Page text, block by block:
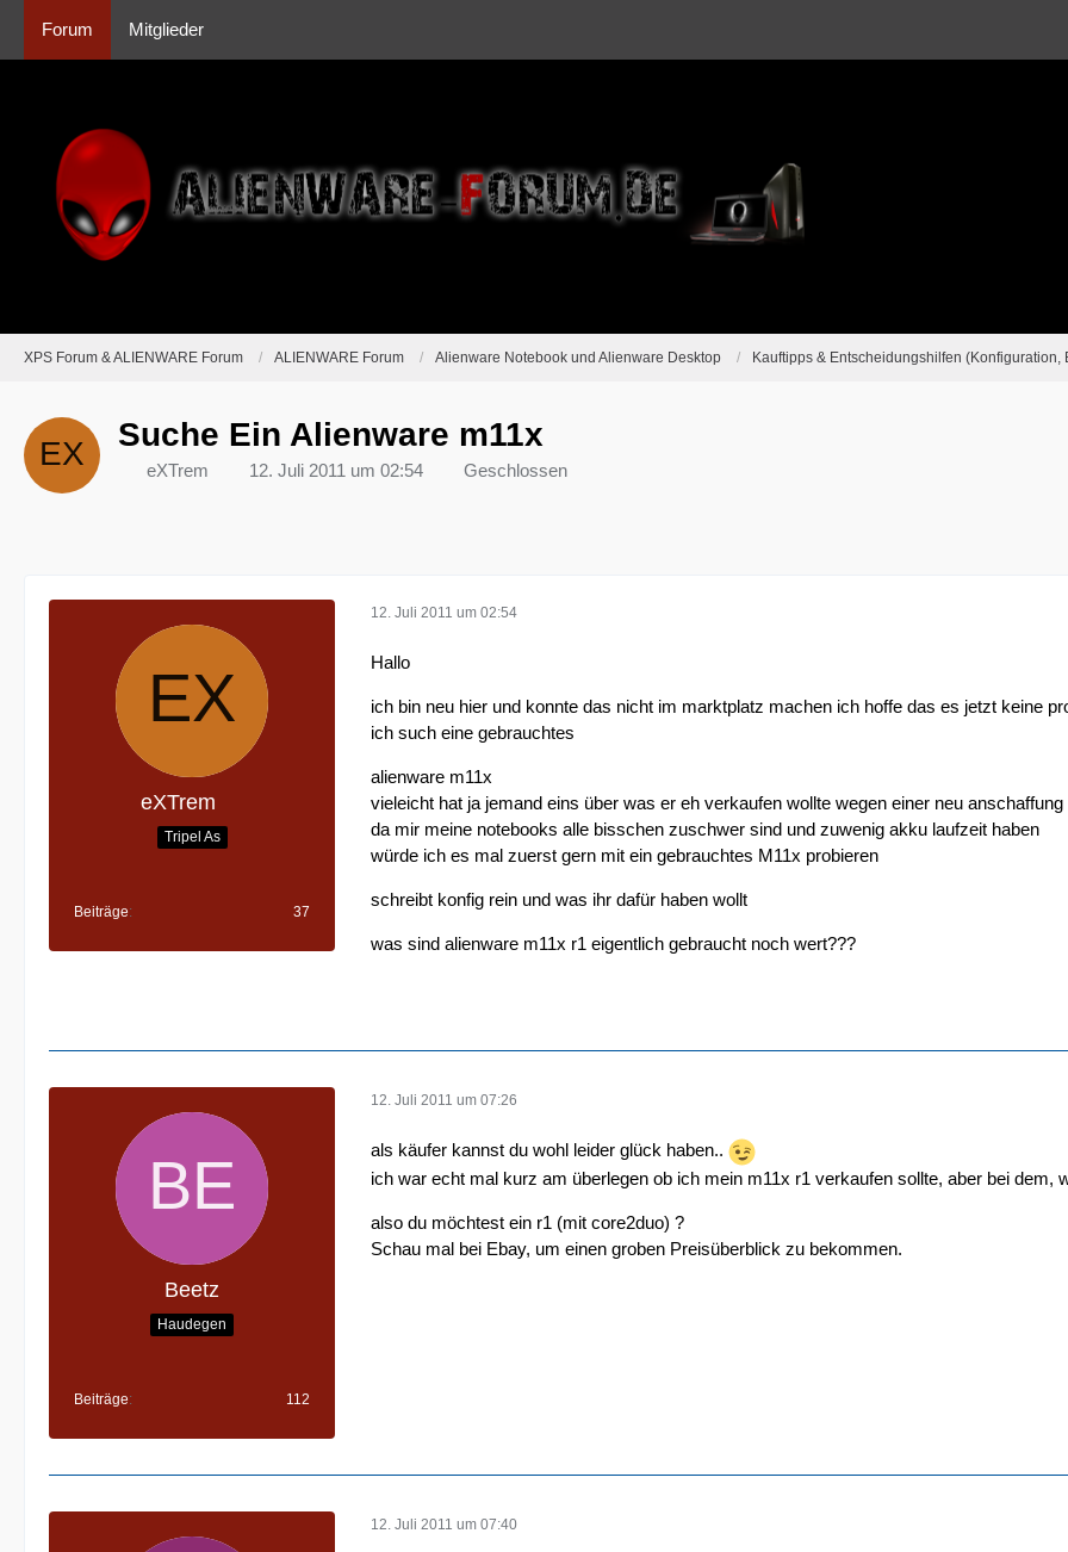
Forum Mitglieder
XPS Forum & ALIENWARE Forum ALIENWARE Forum Alienware Notebook und Alienware Desktop Kauftipps & Entscheidungshilfen (Konfiguration,
Suche Ein Alienware m11x
eXTrem 12. Juli 2011 um 02:54 Geschlossen
eXTrem
Tripel As
Beiträge 37
12. Juli 2011 um 02:54
Hallo
ich bin neu hier und konnte das nicht im marktplatz machen ich hoffe das es jetzt keine
ich such eine gebrauchtes
alienware m11x
vieleicht hat ja jemand eins über was er eh verkaufen wollte wegen einer neu anschaffung
da mir meine notebooks alle bisschen zuschwer sind und zuwenig akku laufzeit haben
würde ich es mal zuerst gern mit ein gebrauchtes M11x probieren
schreibt konfig rein und was ihr dafür haben wollt
was sind alienware m11x r1 eigentlich gebraucht noch wert???
Beetz
Haudegen
Beiträge 112
12. Juli 2011 um 07:26
als käufer kannst du wohl leider glück haben..
ich war echt mal kurz am überlegen ob ich mein m11x r1 verkaufen sollte, aber bei dem,
also du möchtest ein r1 (mit core2duo) ?
Schau mal bei Ebay, um einen groben Preisüberblick zu bekommen.
12. Juli 2011 um 07:40